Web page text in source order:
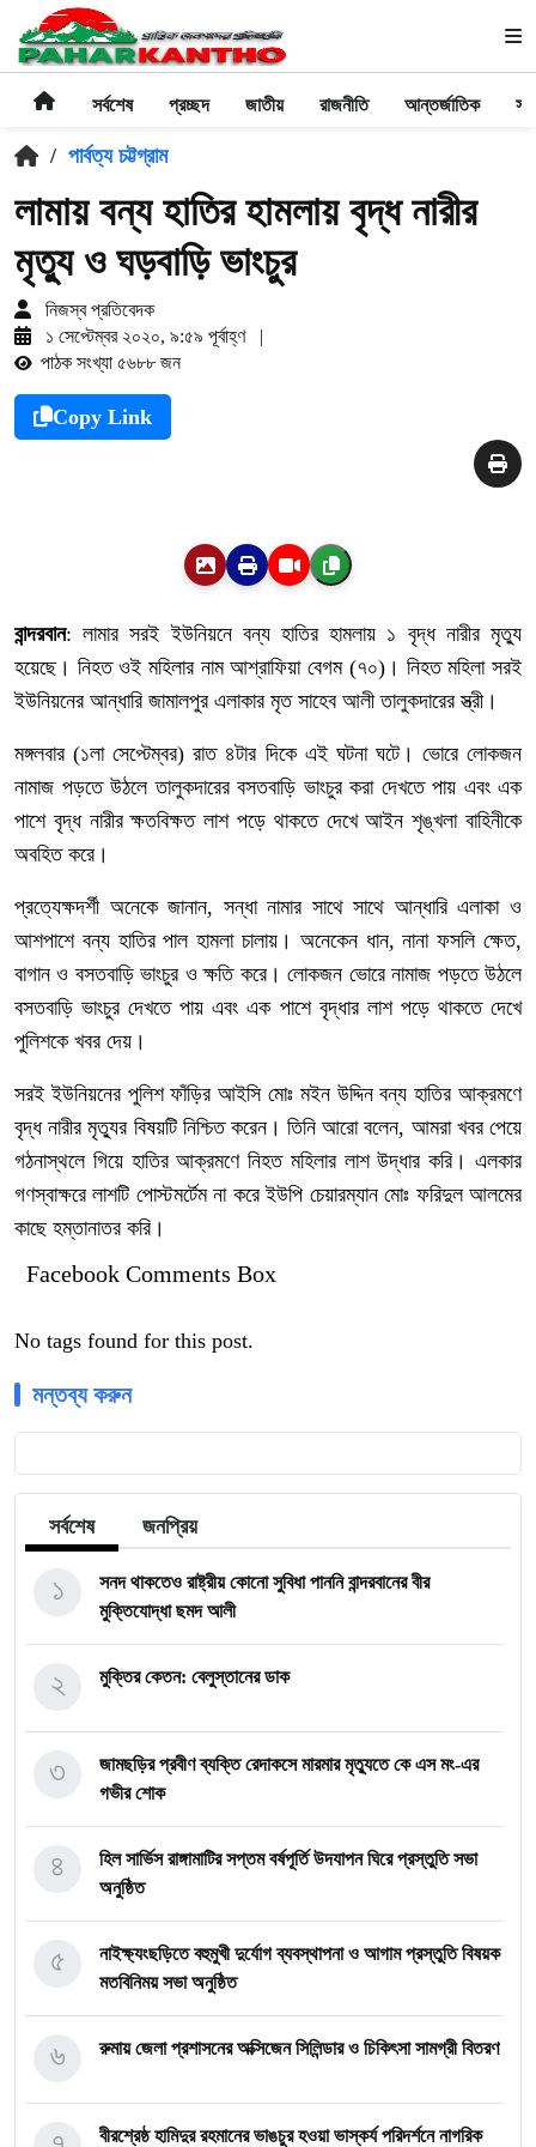
সর্বশেষ প্রচ্ছদ জাতীয় রাজনীতি আন্তর্জাতিক
/ পার্বত্য চট্টগ্রাম
লামায় বন্য হাতির হামলায় বৃদ্ধ নারীর
মৃত্যু ও ঘড়বাড়ি ভাংচুর
নিজস্ব প্রতিবেদক
১ সেপ্টেম্বর ২০২০, ৯:৫৯ পূর্বাহ্ণ
|
পাঠক সংখ্যা ৫৬৮৮ জন
Copy Link
বান্দরবান: লামার সরই ইউনিয়নে বন্য হাতির হামলায় ১ বৃদ্ধ নারীর মৃত্যু
হয়েছে। নিহত ওই মহিলার নাম আশ্রাফিয়া বেগম (৭০)। নিহত মহিলা সরই
ইউনিয়নের আন্ধারি জামালপুর এলাকার মৃত সাহেব আলী তালুকদারের স্ত্রী।
মঙ্গলবার (১লা সেপ্টেম্বর) রাত ৪টার দিকে এই ঘটনা ঘটে। ভোরে লোকজন
নামাজ পড়তে উঠলে তালুকদারের বসতবাড়ি ভাংচুর করা দেখতে পায় এবং এক
পাশে বৃদ্ধ নারীর ক্ষতবিক্ষত লাশ পড়ে থাকতে দেখে আইন শৃঙ্খলা বাহিনীকে
অবহিত করে।
প্রত্যেক্ষদর্শী অনেকে জানান, সন্ধা নামার সাথে সাথে আন্ধারি এলাকা ও
আশপাশে বন্য হাতির পাল হামলা চালায়। অনেকেন ধান, নানা ফসলি ক্ষেত,
বাগান ও বসতবাড়ি ভাংচুর ও ক্ষতি করে। লোকজন ভোরে নামাজ পড়তে উঠলে
বসতবাড়ি ভাংচুর দেখতে পায় এবং এক পাশে বৃদ্ধার লাশ পড়ে থাকতে দেখে
পুলিশকে খবর দেয়।
সরই ইউনিয়নের পুলিশ ফাঁড়ির আইসি মোঃ মইন উদ্দিন বন্য হাতির আক্রমণে
বৃদ্ধ নারীর মৃত্যুর বিষয়টি নিশ্চিত করেন। তিনি আরো বলেন, আমরা খবর পেয়ে
গঠনাস্থলে গিয়ে হাতির আক্রমণে নিহত মহিলার লাশ উদ্ধার করি। এলকার
গণস্বাক্ষরে লাশটি পোস্টমর্টেম না করে ইউপি চেয়ারম্যান মোঃ ফরিদুল আলমের
কাছে হম্তানাতর করি।
Facebook Comments Box
No tags found for this post.
মন্তব্য করুন
সর্বশেষ জনপ্রিয়
সনদ থাকতেও রাষ্ট্রীয় কোনো সুবিধা পাননি বান্দরবানের বীর
মুক্তিযোদ্ধা ছমদ আলী
১
মুক্তির কেতন: বেলুস্তানের ডাক
২
জামছড়ির প্রবীণ ব্যক্তি রেদাকসে মারমার মৃত্যুতে কে এস মং-এর
গভীর শোক
৩
হিল সার্ভিস রাঙ্গামাটির সপ্তম বর্ষপূর্তি উদযাপন ঘিরে প্রস্তুতি সভা
অনুষ্ঠিত
৪
নাইক্ষ্যংছড়িতে বহুমুখী দুর্যোগ ব্যবস্থাপনা ও আগাম প্রস্তুতি বিষয়ক
মতবিনিময় সভা অনুষ্ঠিত
৫
রুমায় জেলা প্রশাসনের অক্সিজেন সিলিন্ডার ও চিকিৎসা সামগ্রী বিতরণ
৬
বীরশ্রেষ্ঠ হামিদুর রহমানের ভাঙচুর হওয়া ভাস্কর্য পরিদর্শনে নাগরিক